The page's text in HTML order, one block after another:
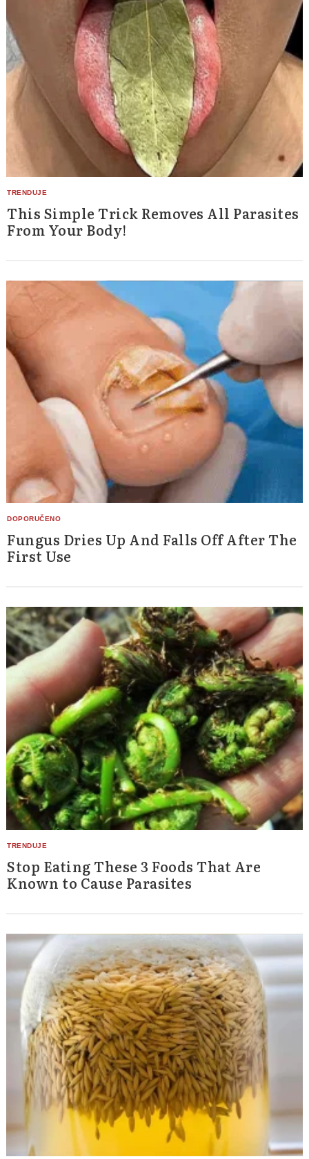
This Simple Trick Removes All Parasites
From Your Body!
Fungus Dries Up And Falls Off After The
First Use
Stop Eating These 3 Foods That Are
Known to Cause Parasites